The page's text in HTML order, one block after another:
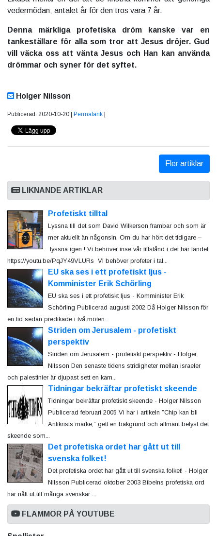
vedermödan; antalet år för den tros vara 7 år.
Denna märkliga profetiska dröm kanske var en
tankeställare för alla som tror att Jesus dröjer. Gud
vill väcka oss att vänta Jesus och Han kan använda
drömmar och syner för det syftet.
Holger Nilsson
Publicerad: 2020-10-20 | Permalänk
Fler artiklar
LIKNANDE ARTIKLAR
Profetiskt tilltal
Lyssna till det som David Wilkerson frambar och som är
mer aktuellt än någonsin. Om du har hört det tidigare –
lyssna igen ! Vi behöver inse vår tillstånd i det här landet:
https://youtu.be/PqJY49VLURs VI behöver profeter i tal...
EU ska ses i ett profetiskt ljus -
Komminister Erik Schörling
EU ska ses i ett profetiskt ljus - Komminister Erik
Schörling Publicerad augusti 2002 Då Holger Nilsson för
en tid sedan predikade i två möten...
Striden om Jerusalem - profetiskt
perspektiv
Striden om Jerusalem - profetiskt perspektiv - Holger
Nilsson Den senaste tidens stridigheter mellan israeler
och palestinier är djupast sett en kam...
Tidningar bekräftar profetiskt skeende
Tidningar bekräftar profetiskt skeende - Holger Nilsson
Publicerad februari 2005 Vi har i artikeln ”Chip kan bli
Antikrists märke,” gett en bakgrund och allmänt belyst det
skeende som...
Det profetiska ordet har gått ut till
svenska folket!
Det profetiska ordet har gått ut till svenska folket! - Holger
Nilsson Publicerad oktober 2003 Bibelns profetiska ord
har nått ut till många svenskar ...
FLAMMOR PÅ YOUTUBE